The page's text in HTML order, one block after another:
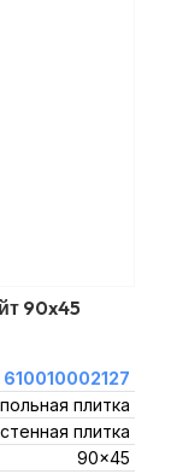
90x45
610010002127
плитка
плитка
90x45